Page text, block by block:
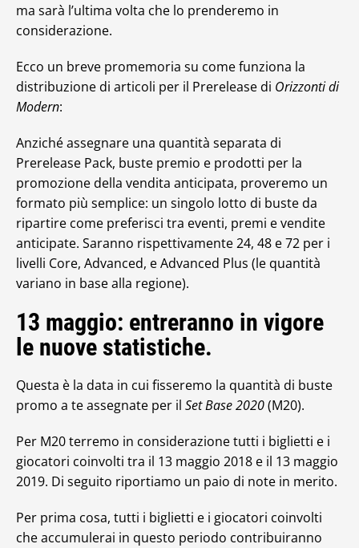
ma sarà l’ultima volta che lo prenderemo in
considerazione.
Ecco un breve promemoria su come funziona la
distribuzione di articoli per il Prerelease di Orizzonti di
Modern:
Anziché assegnare una quantità separata di
Prerelease Pack, buste premio e prodotti per la
promozione della vendita anticipata, proveremo un
formato più semplice: un singolo lotto di buste da
ripartire come preferisci tra eventi, premi e vendite
anticipate. Saranno rispettivamente 24, 48 e 72 per i
livelli Core, Advanced, e Advanced Plus (le quantità
variano in base alla regione).
13 maggio: entreranno in vigore
le nuove statistiche.
Questa è la data in cui fisseremo la quantità di buste
promo a te assegnate per il Set Base 2020(M20).
Per M20 terremo in considerazione tutti i biglietti e i
giocatori coinvolti tra il 13 maggio 2018 e il 13 maggio
2019. Di seguito riportiamo un paio di note in merito.
Per prima cosa, tutti i biglietti e i giocatori coinvolti
che accumulerai in questo periodo contribuiranno